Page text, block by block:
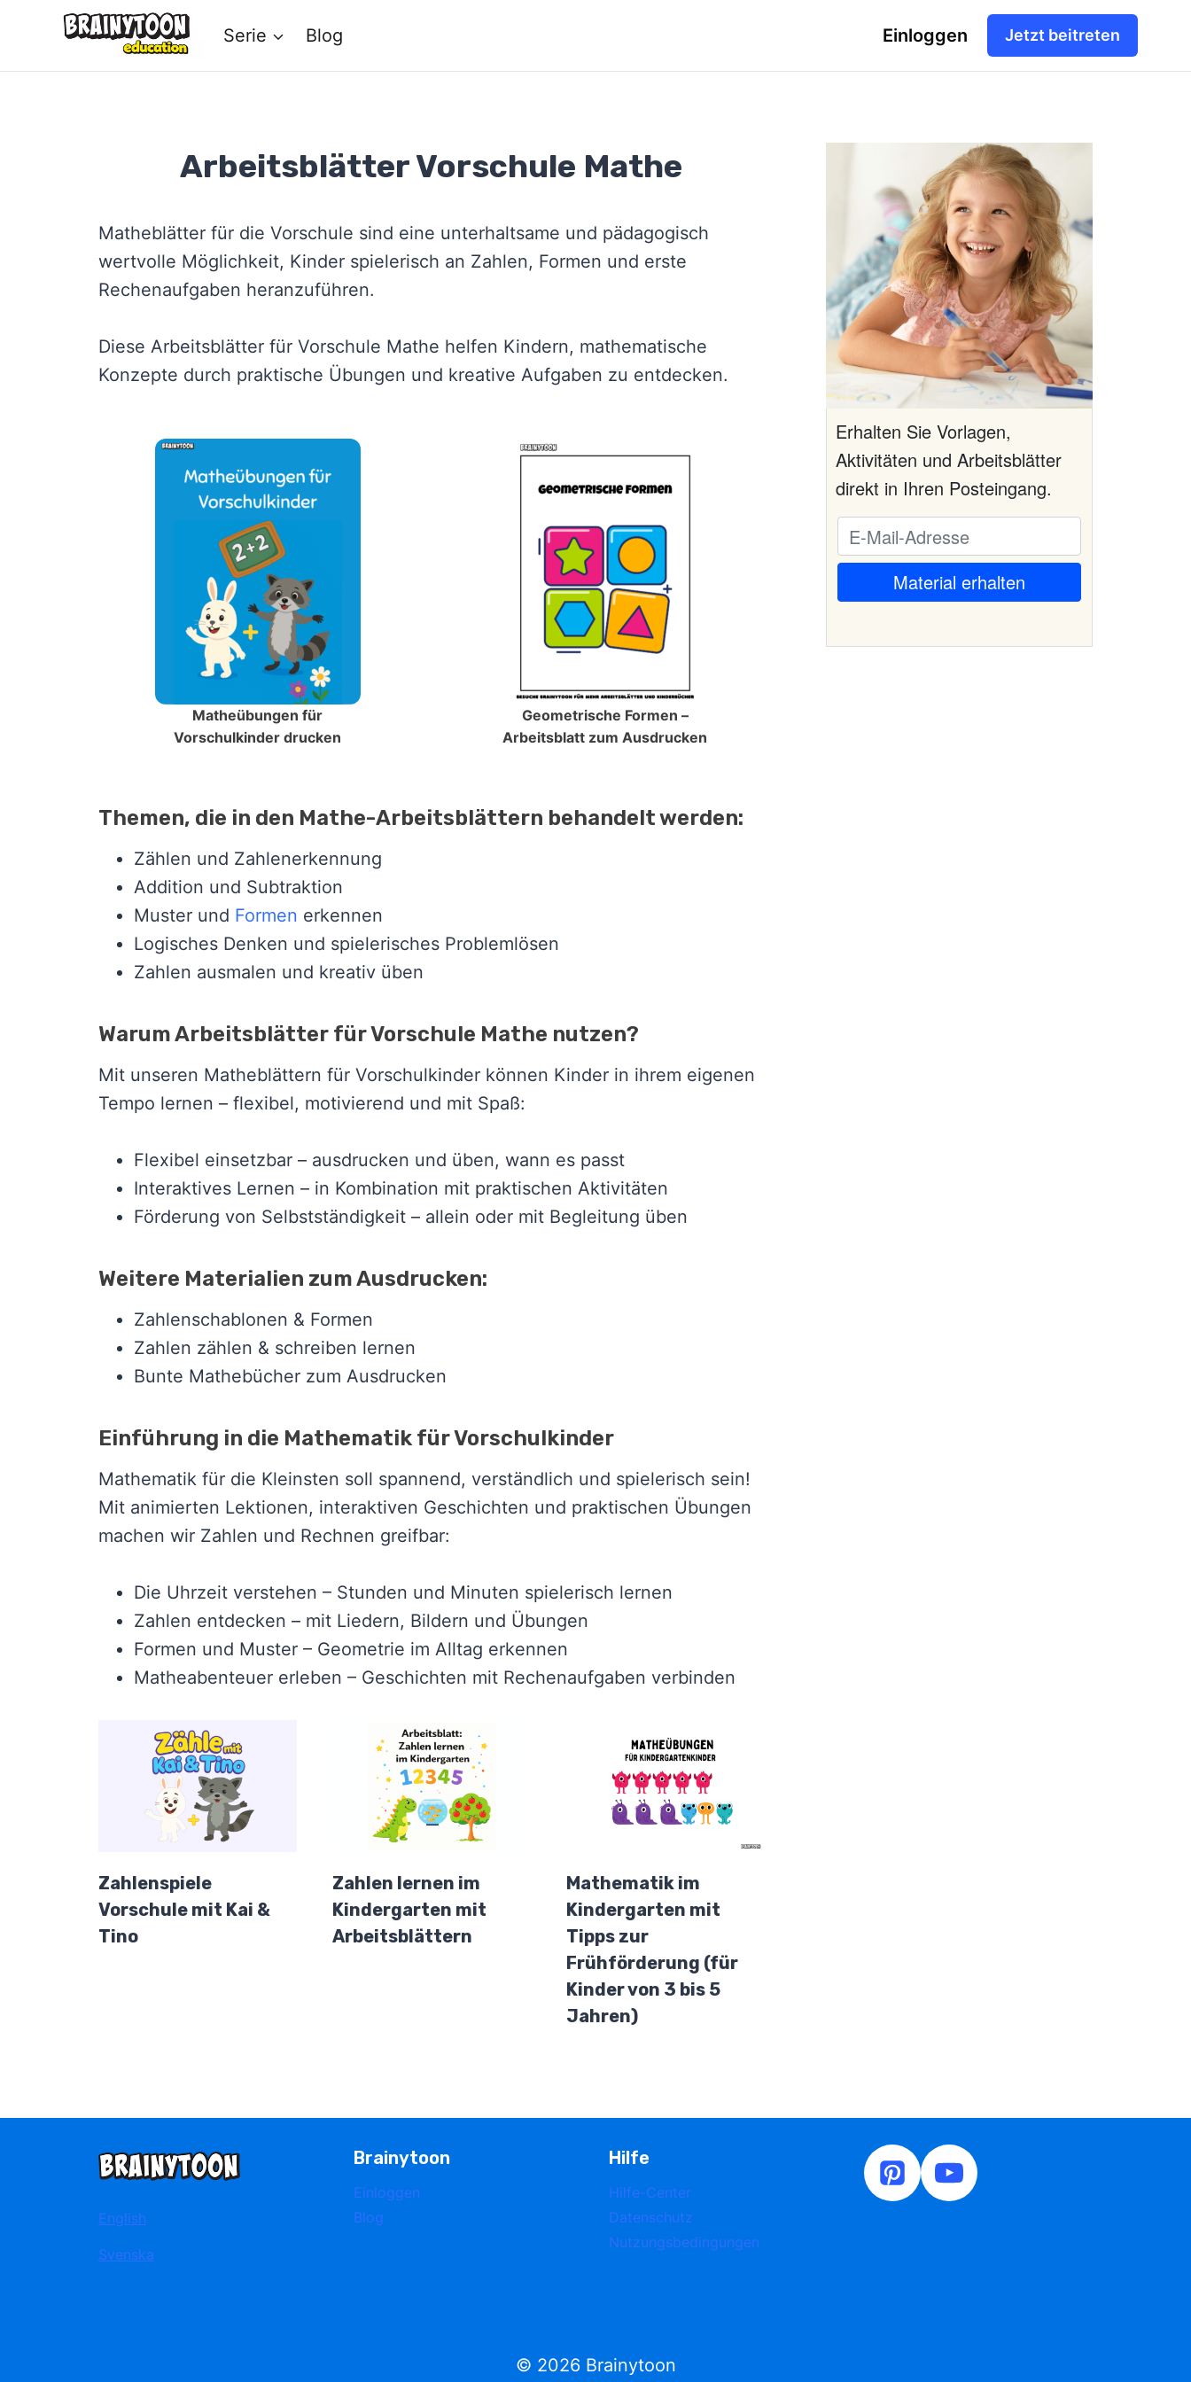
springen
Serie Blog Einloggen Jetzt beitreten
Arbeitsblätter Vorschule Mathe
Matheblätter für die Vorschule sind eine unterhaltsame und pädagogisch
wertvolle Möglichkeit, Kinder spielerisch an Zahlen, Formen und erste
Rechenaufgaben heranzuführen.
Diese Arbeitsblätter für Vorschule Mathe helfen Kindern, mathematische
Konzepte durch praktische Übungen und kreative Aufgaben zu entdecken.
Matheübungen für
Vorschulkinder drucken
Geometrische Formen –
Arbeitsblatt zum Ausdrucken
Themen, die in den Mathe-Arbeitsblättern behandelt werden:
Zählen und Zahlenerkennung
Addition und Subtraktion
Muster und Formen erkennen
Logisches Denken und spielerisches Problemlösen
Zahlen ausmalen und kreativ üben
Warum Arbeitsblätter für Vorschule Mathe nutzen?
Mit unseren Matheblättern für Vorschulkinder können Kinder in ihrem eigenen
Tempo lernen – flexibel, motivierend und mit Spaß:
Flexibel einsetzbar – ausdrucken und üben, wann es passt
Interaktives Lernen – in Kombination mit praktischen Aktivitäten
Förderung von Selbstständigkeit – allein oder mit Begleitung üben
Weitere Materialien zum Ausdrucken:
Zahlenschablonen & Formen
Zahlen zählen & schreiben lernen
Bunte Mathebücher zum Ausdrucken
Einführung in die Mathematik für Vorschulkinder
Mathematik für die Kleinsten soll spannend, verständlich und spielerisch sein!
Mit animierten Lektionen, interaktiven Geschichten und praktischen Übungen
machen wir Zahlen und Rechnen greifbar:
Die Uhrzeit verstehen – Stunden und Minuten spielerisch lernen
Zahlen entdecken – mit Liedern, Bildern und Übungen
Formen und Muster – Geometrie im Alltag erkennen
Matheabenteuer erleben – Geschichten mit Rechenaufgaben verbinden
Zahlenspiele
Vorschule mit Kai &
Tino
Zahlen lernen im
Kindergarten mit
Arbeitsblättern
Mathematik im
Kindergarten mit
Tipps zur
Frühförderung (für
Kinder von 3 bis 5
Jahren)
Erhalten Sie Vorlagen,
Aktivitäten und Arbeitsblätter
direkt in Ihren Posteingang.
English
Svenska
Brainytoon
Einloggen
Blog
Hilfe
Hilfe-Center
Datenschutz
Nutzungsbedingungen
© 2026 Brainytoon